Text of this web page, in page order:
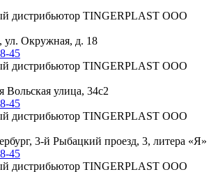
дистрибьютор TINGERPLAST ООО
ул. Окружная, д. 18
45
дистрибьютор TINGERPLAST ООО
Вольская улица, 34с2
45
дистрибьютор TINGERPLAST ООО
3-й Рыбацкий проезд, 3, литера «Я»
45
дистрибьютор TINGERPLAST ООО